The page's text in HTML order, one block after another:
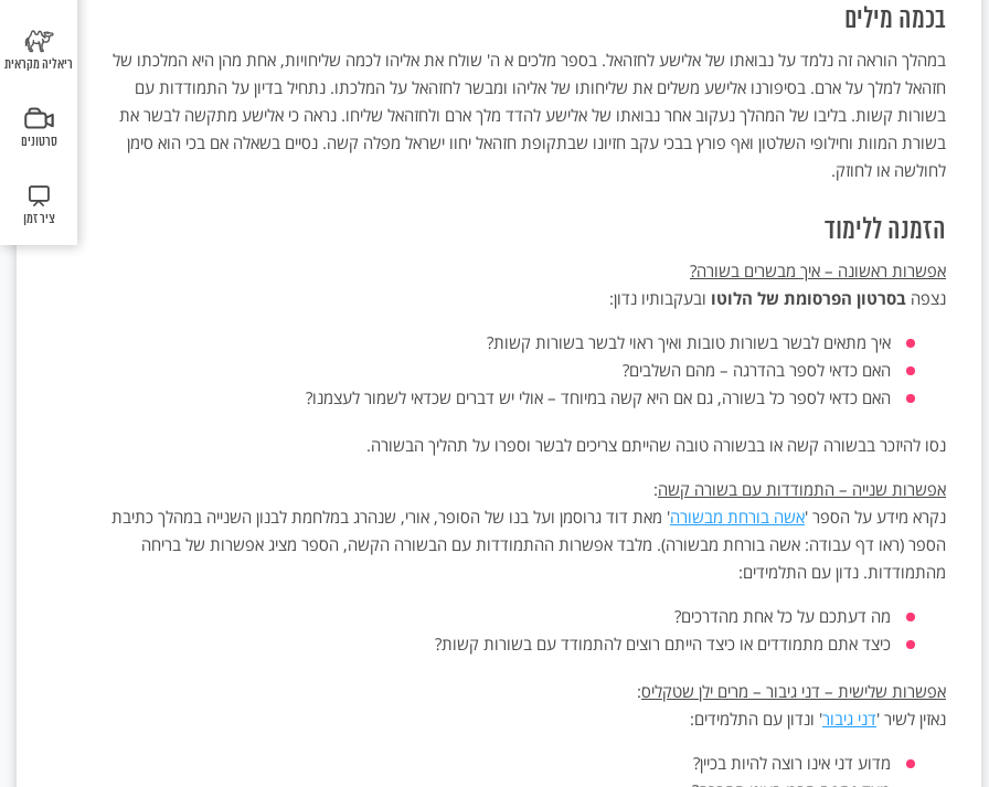
בכמה מילים
במהלך הוראה זה נלמד על נבואתו של אלישע לחזהאל. בספר מלכים א ה' שולח את אליהו לכמה שליחויות, אחת מהן היא המלכתו של
חזהאל למלך על ארם. בסיפורנו אלישע משלים את שליחותו של אליהו ומבשר לחזהאל על המלכתו. נתחיל בדיון על התמודדות עם
בשורות קשות. בליבו של המהלך נעקוב אחר נבואתו של אלישע להדד מלך ארם ולחזהאל שליחו. נראה כי אלישע מתקשה לבשר את
בשורת המוות וחילופי השלטון ואף פורץ בבכי עקב חזיונו שבתקופת חזהאל יחוו ישראל מפלה קשה. נסיים בשאלה אם בכי הוא סימן
לחולשה או לחוזק.
הזמנה ללימוד
אפשרות ראשונה – איך מבשרים בשורה?
נצפה בסרטון הפרסומת של הלוטו ובעקבותיו נדון:
איך מתאים לבשר בשורות טובות ואיך ראוי לבשר בשורות קשות?
האם כדאי לספר בהדרגה – מהם השלבים?
האם כדאי לספר כל בשורה, גם אם היא קשה במיוחד – אולי יש דברים שכדאי לשמור לעצמנו?
נסו להיזכר בבשורה קשה או בבשורה טובה שהייתם צריכים לבשר וספרו על תהליך הבשורה.
אפשרות שנייה – התמודדות עם בשורה קשה:
נקרא מידע על הספר 'אשה בורחת מבשורה' מאת דוד גרוסמן ועל בנו של הסופר, אורי, שנהרג במלחמת לבנון השנייה במהלך כתיבת
הספר (ראו דף עבודה: אשה בורחת מבשורה). מלבד אפשרות ההתמודדות עם הבשורה הקשה, הספר מציג אפשרות של בריחה
מהתמודדות. נדון עם התלמידים:
מה דעתכם על כל אחת מהדרכים?
כיצד אתם מתמודדים או כיצד הייתם רוצים להתמודד עם בשורות קשות?
אפשרות שלישית – דני גיבור – מרים ילן שטקליס:
נאזין לשיר 'דני גיבור' ונדון עם התלמידים:
מדוע דני אינו רוצה להיות בכיין?
ריאליה מקראית
סרטונים
ציר זמן
מקס
למפל
ושר
פירוש
"וַיַּעֲמֵד
אֶת
פָּנָיו"
פנים
של
צער
שלו
בכי
הוא
למה
הלך
אמר
ר'
יוחנן:
הוא...
על
יהוא
את
את...
לפני
שחיו
הבית
מלך...